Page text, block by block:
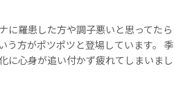
に羅患した方や調子悪いと思ってたら
う方がポツポツと登場しています。 季
に心身が追い付かず疲れてしまいまし